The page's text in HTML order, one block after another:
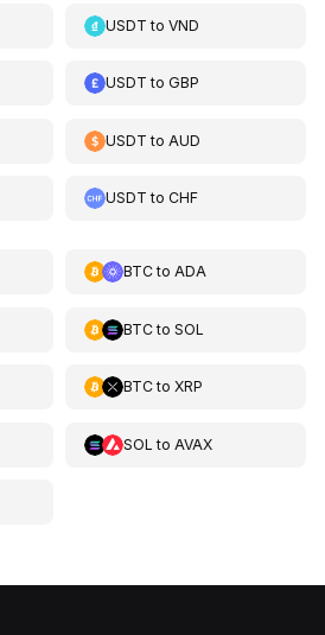
USDT toVND
USDT toGBP
USDT to AUD
USDT toCHF
BTCto ADA
BTCto SOL
BTCto XRP
SOL to AVAX